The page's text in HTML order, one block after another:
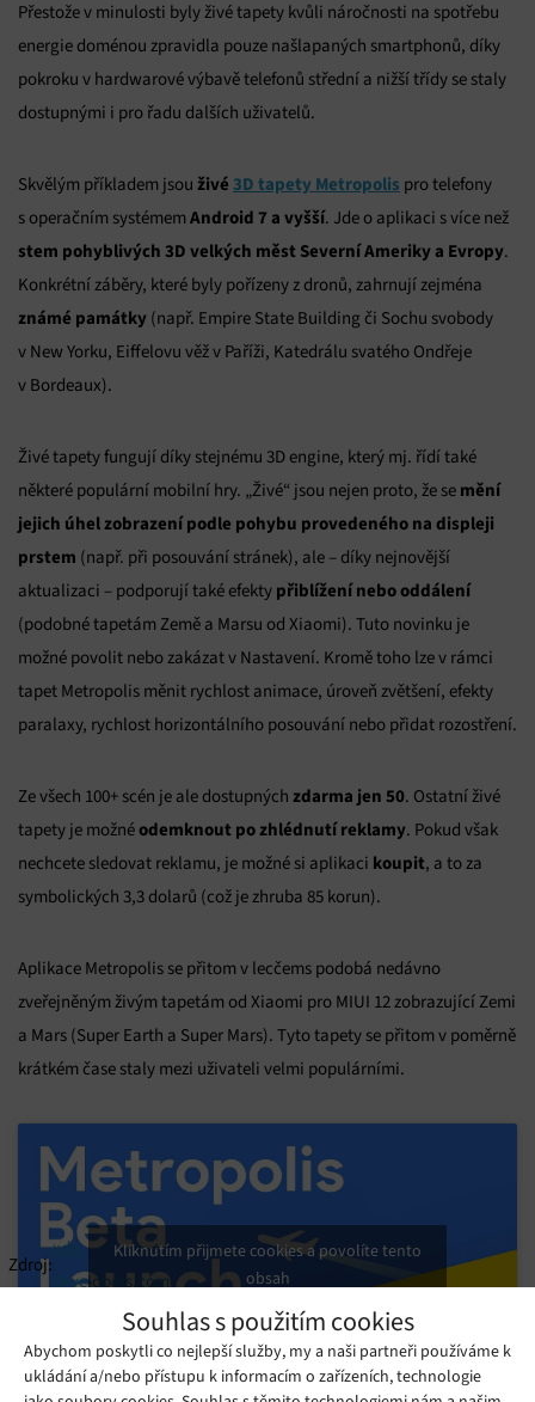
Souhlas s použitím cookies
Abychom poskytli co nejlepší služby, my a naši partneři používáme k
ukládání a/nebo přístupu k informacím o zařízeních, technologie
Přestože v minulosti byly živé tapety kvůli náročnosti na spotřebu
energie doménou zpravidla pouze našlapaných smartphonů, díky
pokroku v hardwarové výbavě telefonů střední a nižší třídy se staly
dostupnými i pro řadu dalších uživatelů.
Skvělým příkladem jsou živé 3D tapety Metropolis pro telefony
s operačním systémem Android 7 a vyšší. Jde o aplikaci s více než
stem pohyblivých 3D velkých měst Severní Ameriky a Evropy.
Konkrétní záběry, které byly pořízeny z dronů, zahrnují zejména
známé památky (např. Empire State Building či Sochu svobody
v New Yorku, Eiffelovu věž v Paříži, Katedrálu svatého Ondřeje
v Bordeaux).
Živé tapety fungují díky stejnému 3D engine, který mj. řídí také
některé populární mobilní hry. „Živé“ jsou nejen proto, že se mění
jejich úhel zobrazení podle pohybu provedeného na displeji
prstem (např. při posouvání stránek), ale – díky nejnovější
aktualizaci – podporují také efekty přiblížení nebo oddálení
(podobné tapetám Země a Marsu od Xiaomi). Tuto novinku je
možné povolit nebo zakázat v Nastavení. Kromě toho lze v rámci
tapet Metropolis měnit rychlost animace, úroveň zvětšení, efekty
paralaxy, rychlost horizontálního posouvání nebo přidat rozostření.
Ze všech 100+ scén je ale dostupných zdarma jen 50. Ostatní živé
tapety je možnéodemknout po zhlédnutí reklamy. Pokud však
nechcete sledovat reklamu, je možné si aplikaci koupit, a to za
symbolických 3,3 dolarů (což je zhruba 85 korun).
Aplikace Metropolis se přitom v lecčems podobá nedávno
zveřejněným živým tapetám od Xiaomi pro MIUI 12 zobrazující Zemi
a Mars (Super Earth a Super Mars). Tyto tapety se přitom v poměrně
krátkém čase staly mezi uživateli velmi populárními.
Zdroj:
xda-
developers.com
Kliknutím přijmete cookies a povolíte tento
obsah